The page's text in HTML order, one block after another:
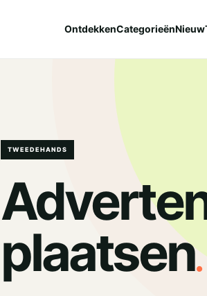
OntdekkenCategorieënNieuw
TWEEDEHANDS
plaatsen.